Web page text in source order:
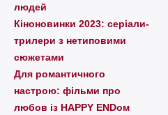
людей
Кіноновинки 2023: серіали-
трилери з нетиповими
сюжетами
Для романтичного
настрою: фільми про
любов із HAPPY ENDом